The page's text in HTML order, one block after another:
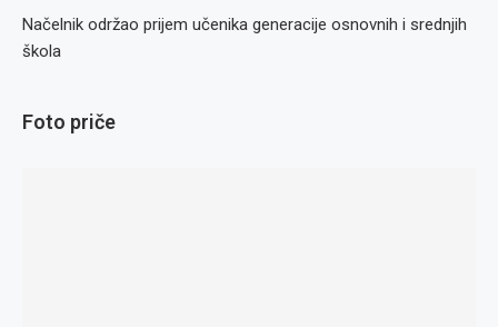
Načelnik održao prijem učenika generacije osnovnih i srednjih
škola
Foto priče